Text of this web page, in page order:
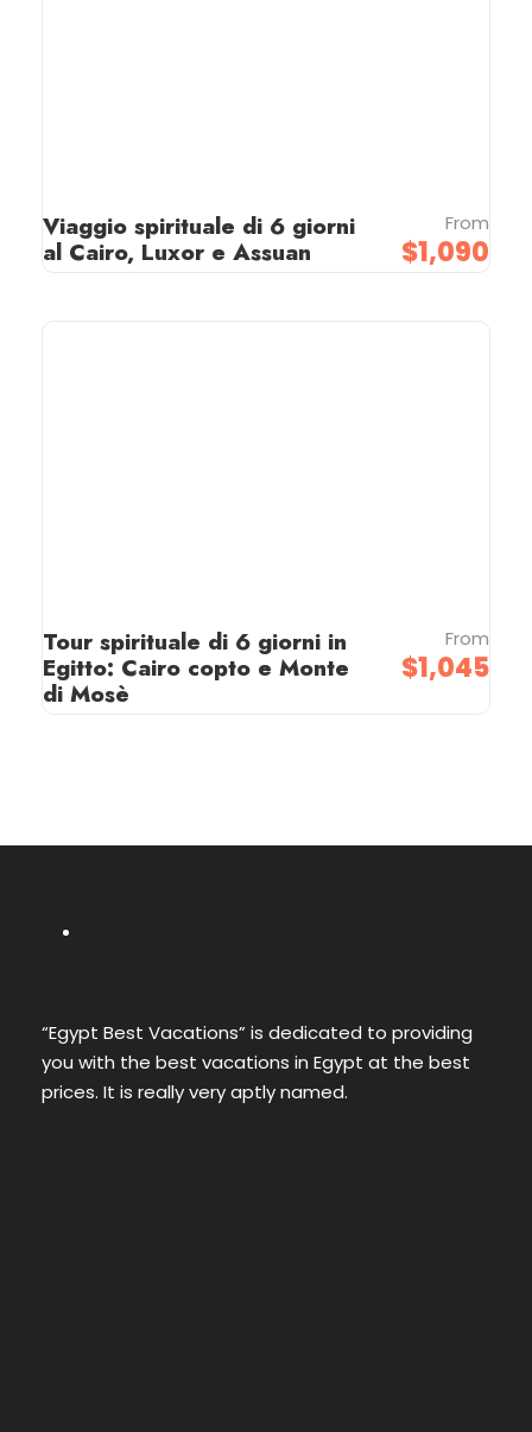
Viaggio spirituale di 6 giorni
al Cairo, Luxor e Assuan
From
$1,090
Tour spirituale di 6 giorni in
Egitto: Cairo copto e Monte
di Mosè
From
$1,045
“Egypt Best Vacations” is dedicated to providing
you with the best vacations in Egypt at the best
prices. It is really very aptly named.